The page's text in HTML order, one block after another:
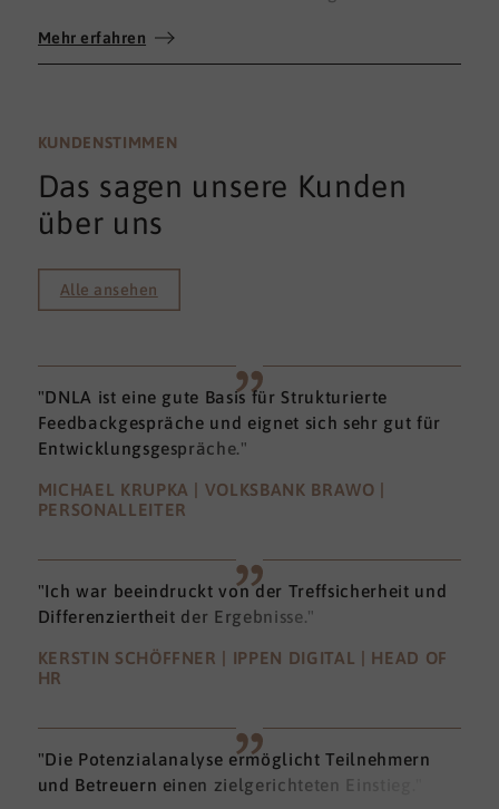
umfassenden 360°-Feedback.
Mehr erfahren
KUNDENSTIMMEN
Das sagen unsere Kunden
über uns
Alle ansehen
"DNLA ist eine gute Basis für Strukturierte
Feedbackgespräche und eignet sich sehr gut für
Entwicklungsgespräche."
MICHAEL KRUPKA | VOLKSBANK BRAWO |
PERSONALLEITER
"Ich war beeindruckt von der Treffsicherheit und
Differenziertheit der Ergebnisse."
KERSTIN SCHÖFFNER | IPPEN DIGITAL | HEAD OF
HR
"Die Potenzialanalyse ermöglicht Teilnehmern
und Betreuern einen zielgerichteten Einstieg."